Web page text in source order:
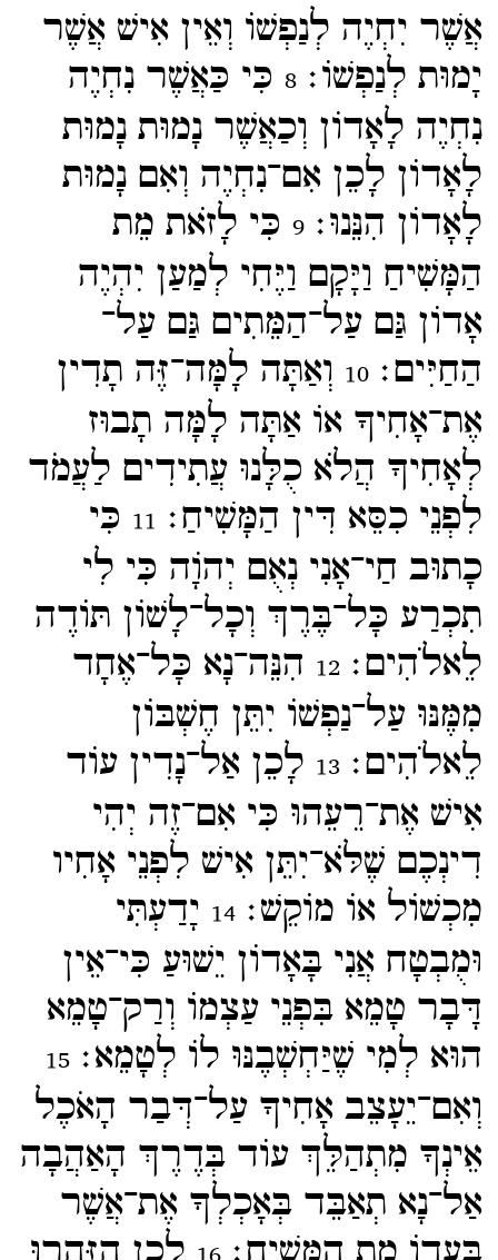
אֲשֶׁר יִחְיֶה לְנַפְשׁוֹ וְאֵין אִישׁ אֲשֶׁר
יָמוּת לְנַפְשׁוֹ׃8 כִּי כַּאֲשֶׁר נִחְיֶה
נִחְיֶה לָאָדוֹן וְכַאֲשֶׁר נָמוּת נָמוּת
לָאָדוֹן לָכֵן אִם־​נִחְיֶה וְאִם נָמוּת
לָאָדוֹן הִנֵּנוּ׃9 כִּי לָזֹאת מֵת
הַמָּשִׁיחַ וַיָּקָם וַיֶּחִי לְמַעַן יִהְיֶה
אָדוֹן גַּם עַל־​הַמֵּתִים גַּם עַל־​
הַחַיִּים׃10 וְאַתָּה לָמָּה־​זֶּה תָדִין
אֶת־​אָחִיךָ אוֹ אַתָּה לָמָּה תָבוּז
לְאָחִיךָ הֲלֹא כֻלָּנוּ עֲתִידִים לַעֲמֹד
לִפְנֵי כִסֵּא דִּין הַמָּשִׁיחַ׃ 11 כִּי
כָתוּב חַי־​אָנִי נְאֻם יְהוָֹה כִּי לִי
תִכְרַע כָּל־​בֶּרֶךְ וְכָל־​לָשׁוֹן תּוֹדֶה
לֵאלֹהִים׃12 הִנֵּה־​נָא כָּל־​אֶחָד
מִמֶּנּוּ עַל־​נַפְשׁוֹ יִתֵּן חֶשְׁבּוֹן
לֵאלֹהִים׃13 לָכֵן אַל־​נָדִין עוֹד
אִישׁ אֶת־​רֵעֵהוּ כִּי אִם־​זֶה יְהִי
דִינְכֶם שֶׁלֹּא־​יִתֵּן אִישׁ לִפְנֵי אָחִיו
מִכְשׁוֹל אוֹ מוֹקֵשׁ׃14 יָדַעְתִּי
וּמֻבְטָח אֲנִי בָּאָדוֹן יֵשׁוּעַ כִּי־​אֵין
דָּבָר טָמֵא בִּפְנֵי עַצְמוֹ וְרַק־​טָמֵא
הוּא לְמִי שֶׁיַּחְשְׁבֶנּוּ לוֹ לְטָמֵא׃15
וְאִם־​יֵעָצֵב אָחִיךָ עַל־​דְּבַר הָאֹכֶל
אֵינְךָ מִתְהַלֵּךְ עוֹד בְּדֶרֶךְ הָאַהֲבָה
אַל־​נָא תְאַבֵּד בְּאָכְלְךָ אֶת־​אֲשֶׁר